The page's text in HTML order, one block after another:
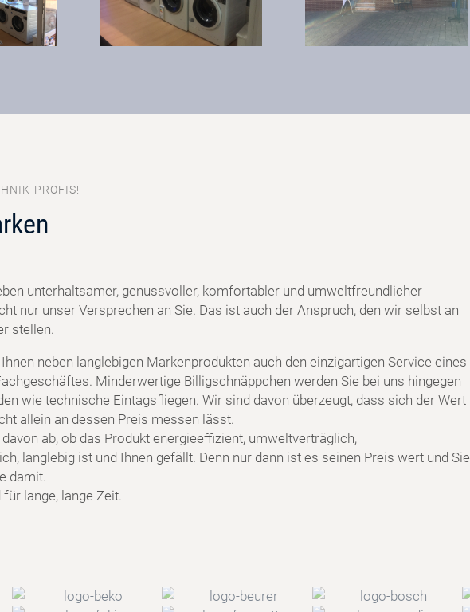
PROFIS!
unterhaltsamer, genussvoller, komfortabler und umweltfreundlicher
nur unser Versprechen an Sie. Das ist auch der Anspruch, den wir selbst an
stellen.
neben langlebigen Markenprodukten auch den einzigartigen Service eines
Minderwertige Billigschnäppchen werden Sie bei uns hingegen
wie technische Eintagsfliegen. Wir sind davon überzeugt, dass sich der Wert
allein an dessen Preis messen lässt.
ab, ob das Produkt energieeffizient, umweltverträglich,
langlebig ist und Ihnen gefällt. Denn nur dann ist es seinen Preis wert und Sie
damit.
lange, lange Zeit.